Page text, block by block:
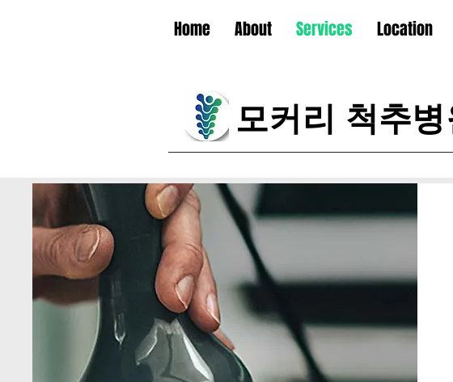
Home About Services Location
모커리 척추병